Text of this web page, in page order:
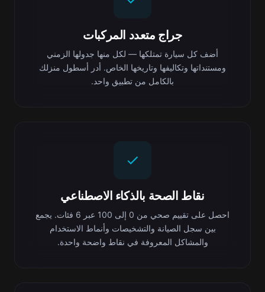
جراج متعدد المركبات
أضف كل سيارة تمتلكها — لكل منها جدولها الزمني
ومستنداتها وتكاليفها وتاريخها الخاص. أدر أسطول منزلك
بالكامل من تطبيق واحد.
نقاط الصحة بالذكاء الاصطناعي
احصل على تقييم صحي من 0 إلى 100 عبر 6 فئات. يجمع
بين سجل الصيانة والتشخيصات وأنماط الاستخدام
والمشاكل المعروفة في نقاط واضحة واحدة.